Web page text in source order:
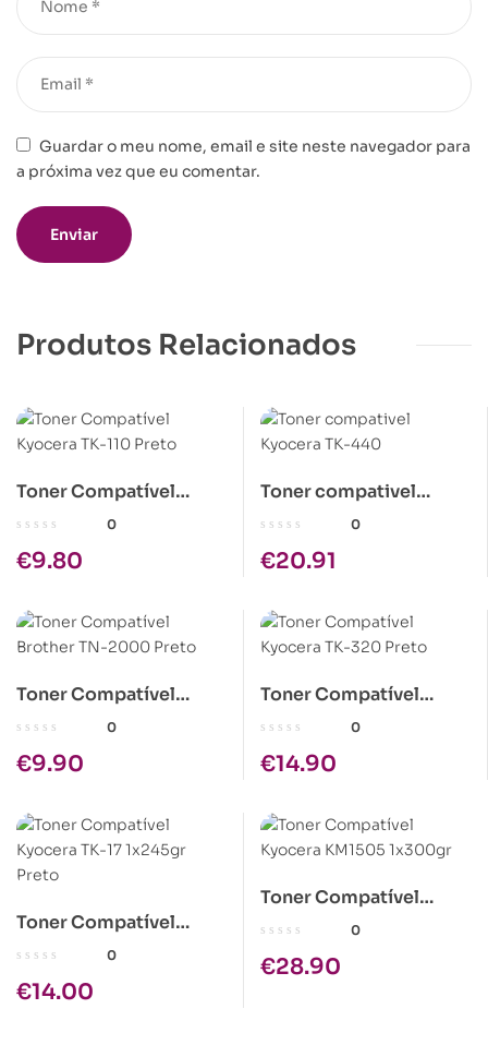
Guardar o meu nome, email e site neste navegador para
a próxima vez que eu comentar.
Produtos Relacionados
Toner Compatível
Kyocera TK-110 Preto
0
€9.80
Toner compativel
Kyocera TK-440
0
€20.91
Toner Compatível
Brother TN-2000 Preto
0
€9.90
Toner Compatível
Kyocera TK-320 Preto
0
€14.90
Toner Compatível
Kyocera TK-17 1x245gr
0
€14.00
Toner Compatível
Kyocera KM1505
0
€28.90